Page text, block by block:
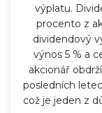
výplatu.
procento z
dividendový
výnos 5 % a
akcionář
posledních
což je jeden z